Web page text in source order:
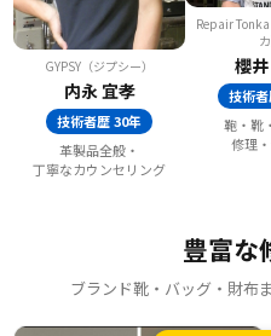
GYPSY（ジプシー）
内永 宜孝
技術者歴 30年
革製品全般・
丁寧なカウンセリング
Repair
カ
櫻
技術
鞄・靴
修理
豊富な
ブランド靴・バッグ・財布